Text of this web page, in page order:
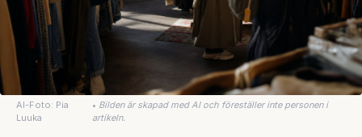
AI-Foto: Pia
Luuka
• Bilden är skapad med AI och föreställer inte personen i
artikeln.